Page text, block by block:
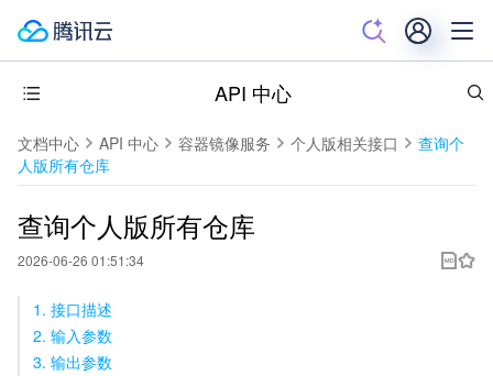
API 中心
文档中心 API 中心 容器镜像服务 个人版相关接口
查询个
人版所有仓库
查询个人版所有仓库
2026-06-26 01:51:34
1. 接口描述
2. 输入参数
3. 输出参数